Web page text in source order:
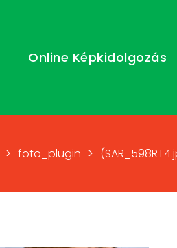
Online Képkidolgozás
> foto_plugin >